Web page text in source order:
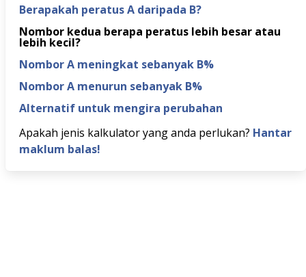
Berapakah peratus A daripada B?
Nombor kedua berapa peratus lebih besar atau
lebih kecil?
Nombor A meningkat sebanyak B%
Nombor A menurun sebanyak B%
Alternatif untuk mengira perubahan
Apakah jenis kalkulator yang anda perlukan? Hantar
maklum balas!